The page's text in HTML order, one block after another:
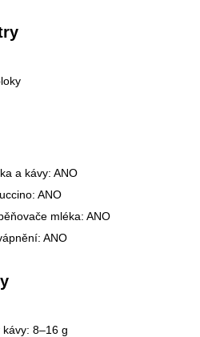
a kávy: ANO
ANO
mléka: ANO
ANO
8–16 g